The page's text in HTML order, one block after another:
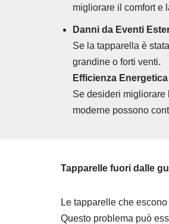
migliorare il comfort e
Danni da Eventi
Se la tapparella è
grandine o forti venti.
Efficienza Energetica
Se desideri migliorare
moderne possono
Tapparelle fuori dalle
Le tapparelle che
Questo problema può